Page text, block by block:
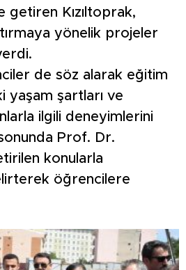
Kızıltoprak,
yönelik projeler
de söz alarak eğitim
yaşam şartları ve
ilgili deneyimlerini
Prof. Dr.
konularla
öğrencilere